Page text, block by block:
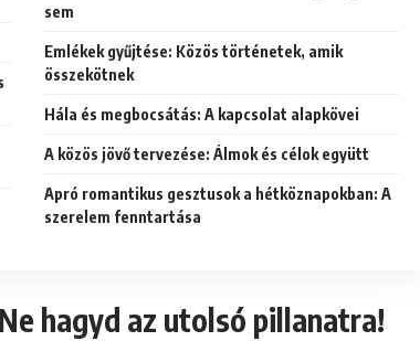
sem
Emlékek gyűjtése: Közös történetek, amik
összekötnek
Hála és megbocsátás: A kapcsolat alapkövei
A közös jövő tervezése: Álmok és célok együtt
Apró romantikus gesztusok a hétköznapokban: A
szerelem fenntartása
hagyd az utolsó pillanatra!